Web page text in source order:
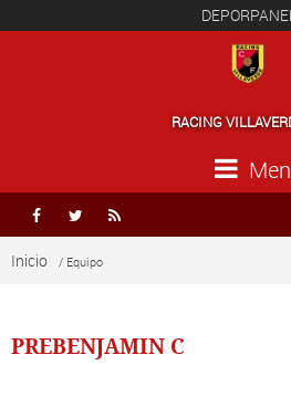
RACING
  
Inicio / Equipo
PREBENJAMIN C